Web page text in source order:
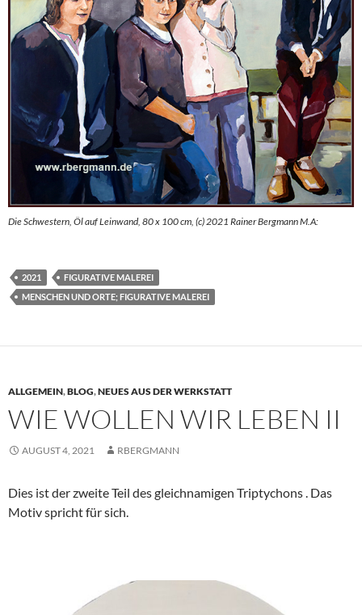
Die Schwestern, Öl auf Leinwand, 80 x 100 cm, (c) 2021 Rainer Bergmann M.A:
2021
FIGURATIVE MALEREI
MENSCHEN UND ORTE; FIGURATIVE MALEREI
ALLGEMEIN,BLOG,NEUES AUS DER WERKSTATT
WIE WOLLEN WIR LEBEN II
AUGUST 4, 2021 RBERGMANN
Dies ist der zweite Teil des gleichnamigen Triptychons . Das
Motiv spricht für sich.